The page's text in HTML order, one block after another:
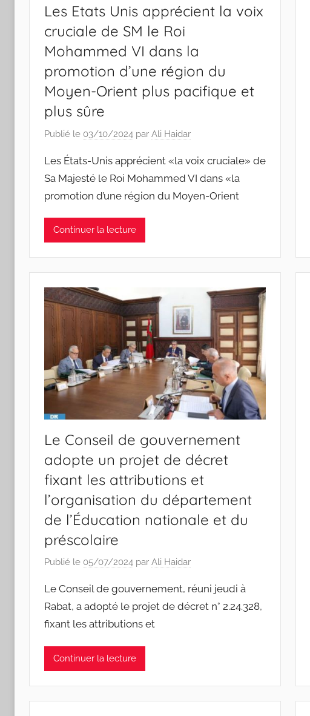
Les Etats Unis apprécient la voix
cruciale de SM le Roi
Mohammed VI dans la
promotion d’une région du
Moyen-Orient plus pacifique et
plus sûre
Publié le 03/10/2024 par Ali Haidar
Les États-Unis apprécient «la voix cruciale» de
Sa Majesté le Roi Mohammed VI dans «la
promotion d’une région du Moyen-Orient
Continuer la lecture
Le Conseil de gouvernement
adopte un projet de décret
fixant les attributions et
l’organisation du département
de l’Éducation nationale et du
préscolaire
Publié le 05/07/2024 par Ali Haidar
Le Conseil de gouvernement, réuni jeudi à
Rabat, a adopté le projet de décret n° 2.24.328,
fixant les attributions et
Continuer la lecture